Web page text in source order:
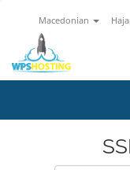
Macedonian